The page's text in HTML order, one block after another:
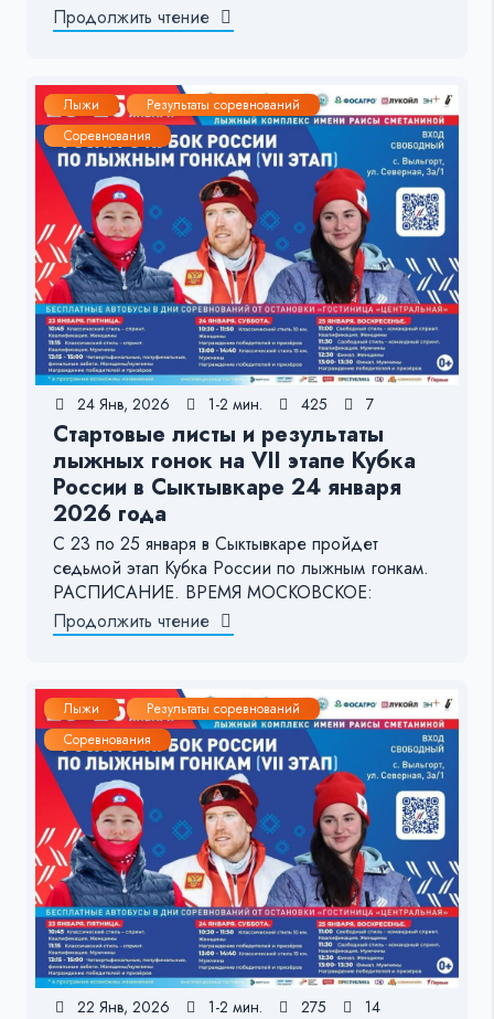
Продолжить чтение
Лыжи
Результаты соревнований
Соревнования
24 Янв, 2026 1-2 мин. 425 7
Стартовые листы и результаты
лыжных гонок на VII этапе Кубка
России в Сыктывкаре 24 января
2026 года
С 23 по 25 января в Сыктывкаре пройдет
седьмой этап Кубка России по лыжным гонкам.
РАСПИСАНИЕ. ВРЕМЯ МОСКОВСКОЕ:
Продолжить чтение
Лыжи
Результаты соревнований
Соревнования
22 Янв, 2026 1-2 мин. 275 14